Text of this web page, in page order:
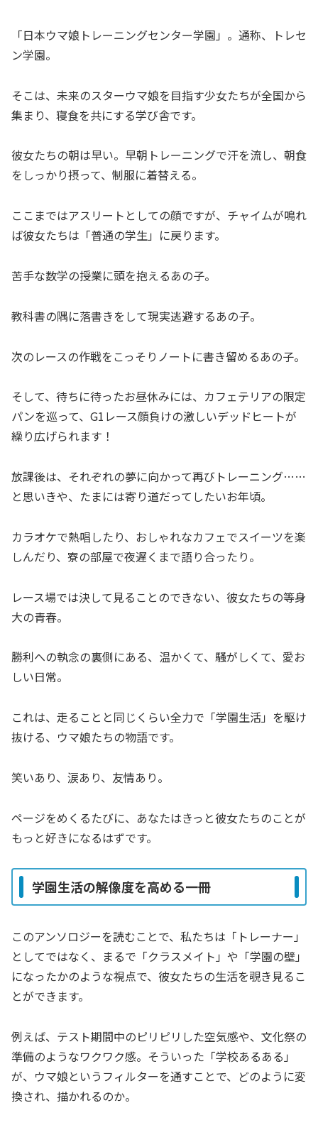
「日本ウマ娘トレーニングセンター学園」。通称、トレセ
ン学園。
そこは、未来のスターウマ娘を目指す少女たちが全国から
集まり、寝食を共にする学び舎です。
彼女たちの朝は早い。早朝トレーニングで汗を流し、朝食
をしっかり摂って、制服に着替える。
ここまではアスリートとしての顔ですが、チャイムが鳴れ
ば彼女たちは「普通の学生」に戻ります。
苦手な数学の授業に頭を抱えるあの子。
教科書の隅に落書きをして現実逃避するあの子。
次のレースの作戦をこっそりノートに書き留めるあの子。
そして、待ちに待ったお昼休みには、カフェテリアの限定
パンを巡って、G1レース顔負けの激しいデッドヒートが
繰り広げられます！
放課後は、それぞれの夢に向かって再びトレーニング……
と思いきや、たまには寄り道だってしたいお年頃。
カラオケで熱唱したり、おしゃれなカフェでスイーツを楽
しんだり、寮の部屋で夜遅くまで語り合ったり。
レース場では決して見ることのできない、彼女たちの等身
大の青春。
勝利への執念の裏側にある、温かくて、騒がしくて、愛お
しい日常。
これは、走ることと同じくらい全力で「学園生活」を駆け
抜ける、ウマ娘たちの物語です。
笑いあり、涙あり、友情あり。
ページをめくるたびに、あなたはきっと彼女たちのことが
もっと好きになるはずです。
学園生活の解像度を高める一冊
このアンソロジーを読むことで、私たちは「トレーナー」
としてではなく、まるで「クラスメイト」や「学園の壁」
になったかのような視点で、彼女たちの生活を覗き見るこ
とができます。
例えば、テスト期間中のピリピリした空気感や、文化祭の
準備のようなワクワク感。そういった「学校あるある」
が、ウマ娘というフィルターを通すことで、どのように変
換され、描かれるのか。